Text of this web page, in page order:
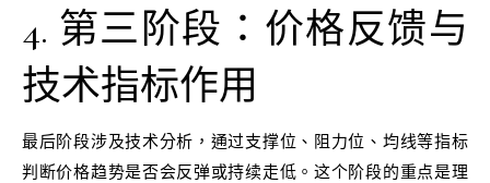
4. 第三阶段：价格反馈与
技术指标作用
最后阶段涉及技术分析，通过支撑位、阻力位、均线等指标
判断价格趋势是否会反弹或持续走低。这个阶段的重点是理